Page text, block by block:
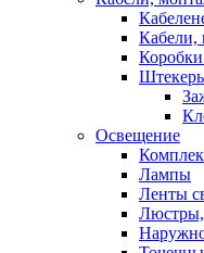
Кабели,
Освещение
Лампы
Ленты
Люстры,